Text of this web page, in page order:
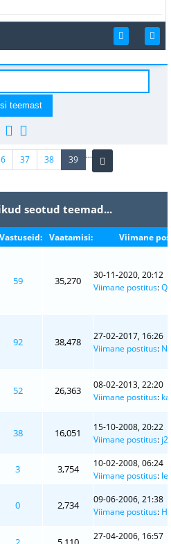
...
37 38 39(current)
seotud teemad...
Vastuseid: Vaatamisi: Viimane
59 35,270
30-11-2020, 20:12
Viimane postitus:
92 38,478
27-02-2017, 16:26
Viimane postitus:
52 26,363
08-02-2013, 22:20
Viimane postitus:
38 16,051
15-10-2008, 20:22
Viimane postitus:
3 3,754
10-02-2008, 06:24
Viimane postitus:
0 2,734
09-06-2006, 21:38
Viimane postitus:
27-04-2006, 16:57